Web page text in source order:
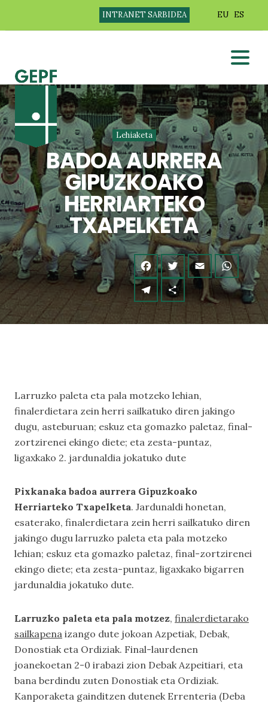
INTRANET SARBIDEA EU ES
Lehiaketa
BADOA AURRERA
GIPUZKOAKO
HERRIARTEKO
TXAPELKETA
Larruzko paleta eta pala motzeko lehian,
finalerdietara zein herri sailkatuko diren jakingo
dugu, asteburuan; eskuz eta gomazko paletaz, final-
zortzirenei ekingo diete; eta zesta-puntaz,
ligaxkako 2. jardunaldia jokatuko dute
Pixkanaka badoa aurrera Gipuzkoako
Herriarteko Txapelketa. Jardunaldi honetan,
esaterako, finalerdietara zein herri sailkatuko diren
jakingo dugu larruzko paleta eta pala motzeko
lehian; eskuz eta gomazko paletaz, final-zortzirenei
ekingo diete; eta zesta-puntaz, ligaxkako bigarren
jardunaldia jokatuko dute.
Larruzko paleta eta pala motzez, finalerdietarako
sailkapena izango dute jokoan Azpetiak, Debak,
Donostiak eta Ordiziak. Final-laurdenen
joanekoetan 2-0 irabazi zion Debak Azpeitiari, eta
bana berdindu zuten Donostiak eta Ordiziak.
Kanporaketa gainditzen dutenek Errenteria (Deba